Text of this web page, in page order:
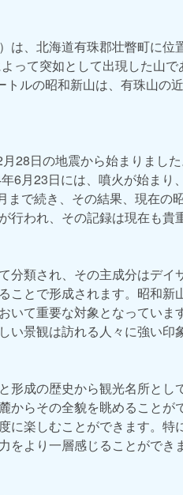
は、北海道有珠郡壮瞥町に
って突如として出現した山
ルの昭和新山は、有珠山の
28日の地震から始まりまし
6月23日には、噴火が始まり
まで続き、その結果、現在の
行われ、その記録は現在も貴
分類され、その主成分はデ
ことで形成されます。昭和
いて重要な対象となってい
い景観は訪れる人々に強い印
形成の歴史から観光名所と
からその全貌を眺めること
に楽しむことができます。
をより一層感じることができ